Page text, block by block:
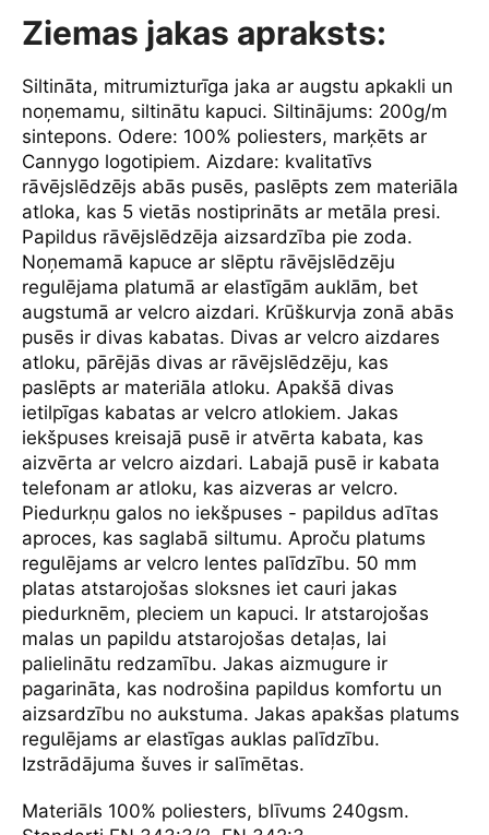
Ziemas jakas apraksts:
Siltināta, mitrumizturīga jaka ar augstu apkakli un
noņemamu, siltinātu kapuci. Siltinājums: 200g/m
sintepons. Odere: 100% poliesters, marķēts ar
Cannygo logotipiem. Aizdare: kvalitatīvs
rāvējslēdzējs abās pusēs, paslēpts zem materiāla
atloka, kas 5 vietās nostiprināts ar metāla presi.
Papildus rāvējslēdzēja aizsardzība pie zoda.
Noņemamā kapuce ar slēptu rāvējslēdzēju
regulējama platumā ar elastīgām auklām, bet
augstumā ar velcro aizdari. Krūškurvja zonā abās
pusēs ir divas kabatas. Divas ar velcro aizdares
atloku, pārējās divas ar rāvējslēdzēju, kas
paslēpts ar materiāla atloku. Apakšā divas
ietilpīgas kabatas ar velcro atlokiem. Jakas
iekšpuses kreisajā pusē ir atvērta kabata, kas
aizvērta ar velcro aizdari. Labajā pusē ir kabata
telefonam ar atloku, kas aizveras ar velcro.
Piedurkņu galos no iekšpuses - papildus adītas
aproces, kas saglabā siltumu. Aproču platums
regulējams ar velcro lentes palīdzību. 50 mm
platas atstarojošas sloksnes iet cauri jakas
piedurknēm, pleciem un kapuci. Ir atstarojošas
malas un papildu atstarojošas detaļas, lai
palielinātu redzamību. Jakas aizmugure ir
pagarināta, kas nodrošina papildus komfortu un
aizsardzību no aukstuma. Jakas apakšas platums
regulējams ar elastīgas auklas palīdzību.
Izstrādājuma šuves ir salīmētas.
Materiāls 100% poliesters, blīvums 240gsm.